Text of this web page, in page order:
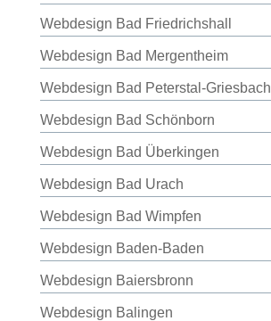
Webdesign Bad Friedrichshall
Webdesign Bad Mergentheim
Webdesign Bad Peterstal-Griesbach
Webdesign Bad Schönborn
Webdesign Bad Überkingen
Webdesign Bad Urach
Webdesign Bad Wimpfen
Webdesign Baden-Baden
Webdesign Baiersbronn
Webdesign Balingen